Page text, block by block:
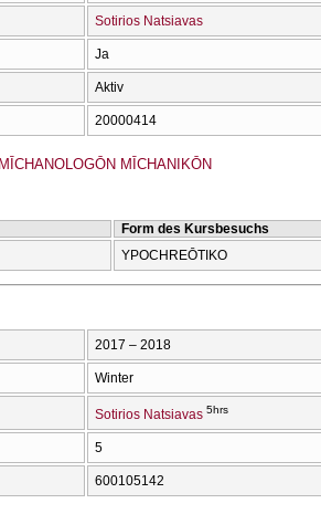
Sotirios Natsiavas
Ja
Aktiv
20000414
MĪCΗANIKŌN
Form des Kursbesuchs
YPOCΗREŌTIKO
2017 – 2018
Winter
Sotirios Natsiavas 5hrs
5
600105142